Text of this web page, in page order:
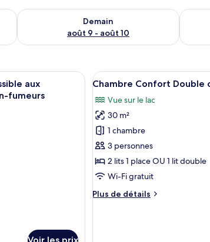
8 - août 9
Demain
août 9 - août 10
Vérifier la disponibilité pour demain août 9 -
d’hôtel avec un grand lit, deux tables de chevet et deux
aux
fumeurs
Voir les prix
Afficher
toutes
les
photos
pour
ce
type
de
chambre :
Chambre
10
Chambre Confort Double
Vue sur le lac
30 m²
1 chambre
3 personnes
2 lits 1 place OU 1 lit double
Wi-Fi gratuit
Plus de détails
Plus